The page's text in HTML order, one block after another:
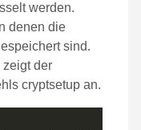
werden.
denen die
sind.
der
cryptsetup an.